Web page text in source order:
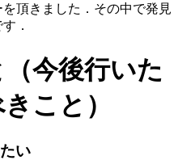
頂きました．その中で発見
．
今後行いた
こと）
い